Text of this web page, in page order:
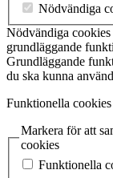
Nödvändiga
Nödvändiga cookies
grundläggande
Grundläggande
du ska kunna
Funktionella cookies
Markera för att
cookies
Funktionella